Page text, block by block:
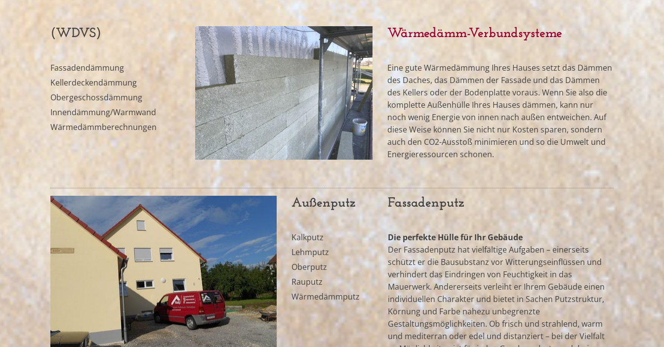
(WDVS)
Fassadendämmung
Kellerdeckendämmung
Obergeschossdämmung
Innendämmung/Warmwand
Wärmedämmberechnungen
Wärmedämm-Verbundsysteme
Eine gute Wärmedämmung Ihres Hauses setzt das Dämmen
des Daches, das Dämmen der Fassade und das Dämmen
des Kellers oder der Bodenplatte voraus. Wenn Sie also die
komplette Außenhülle Ihres Hauses dämmen, kann nur
noch wenig Energie von innen nach außen entweichen. Auf
diese Weise können Sie nicht nur Kosten sparen, sondern
auch den CO2-Ausstoß minimieren und so die Umwelt und
Energieressourcen schonen.
Außenputz
Kalkputz
Lehmputz
Oberputz
Rauputz
Wärmedämmputz
Fassadenputz
Die perfekte Hülle für Ihr Gebäude
Der Fassadenputz hat vielfältige Aufgaben – einerseits
schützt er die Bausubstanz vor Witterungseinflüssen und
verhindert das Eindringen von Feuchtigkeit in das
Mauerwerk. Andererseits verleiht er Ihrem Gebäude einen
individuellen Charakter und bietet in Sachen Putzstruktur,
Körnung und Farbe nahezu unbegrenzte
Gestaltungsmöglichkeiten. Ob frisch und strahlend, warm
und mediterran oder edel und distanziert – bei der Vielfalt